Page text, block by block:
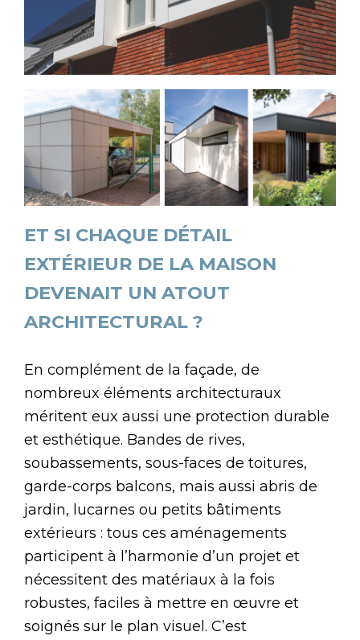
ET SI CHAQUE DÉTAIL
EXTÉRIEUR DE LA MAISON
DEVENAIT UN ATOUT
ARCHITECTURAL ?
En complément de la façade, de
nombreux éléments architecturaux
méritent eux aussi une protection durable
et esthétique. Bandes de rives,
soubassements, sous-faces de toitures,
garde-corps balcons, mais aussi abris de
jardin, lucarnes ou petits bâtiments
extérieurs : tous ces aménagements
participent à l’harmonie d’un projet et
nécessitent des matériaux à la fois
robustes, faciles à mettre en œuvre et
soignés sur le plan visuel. C’est